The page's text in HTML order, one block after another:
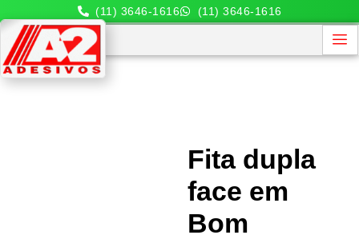
(11) 3646-1616 (11) 3646-1616
Fita dupla
face em
Bom